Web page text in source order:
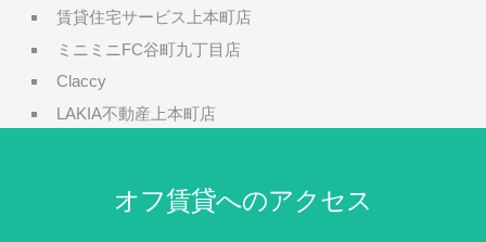
賃貸住宅サービス上本町店
ミニミニFC谷町九丁目店
Claccy
LAKIA不動産上本町店
オフ賃貸へのアクセス